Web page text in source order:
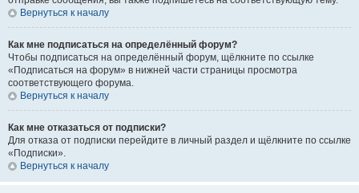
Вернуться к началу
Как мне подписаться на определённый форум?
Чтобы подписаться на определённый форум, щёлкните по ссылке
«Подписаться на форум» в нижней части страницы просмотра
соответствующего форума.
Вернуться к началу
Как мне отказаться от подписки?
Для отказа от подписки перейдите в личный раздел и щёлкните по ссылке
«Подписки».
Вернуться к началу